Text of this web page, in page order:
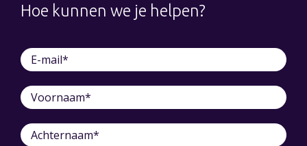
Hoe kunnen we je helpen?